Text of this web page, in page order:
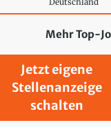
Deutschland
Mehr Top-
Jetzt eigene
Stellenanzeige
schalten